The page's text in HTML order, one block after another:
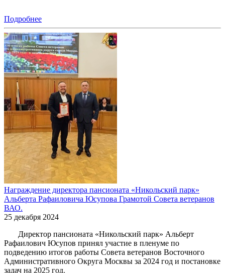
Подробнее
Награждение директора пансионата «Никольский парк»
Альберта Рафаиловича Юсупова Грамотой Совета ветеранов
ВАО.
25 декабря 2024
Директор пансионата «Никольский парк» Альберт
Рафаилович Юсупов принял участие в пленуме по
подведению итогов работы Совета ветеранов Восточного
Административного Округа Москвы за 2024 год и постановке
задач на 2025 год.